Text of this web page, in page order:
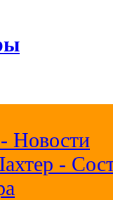
Новости
-